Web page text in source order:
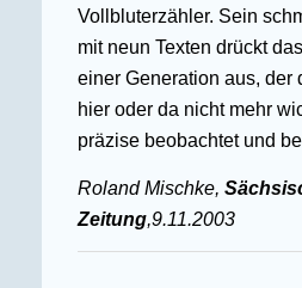
Vollbluterzähler. Sein
mit neun Texten drückt
einer Generation aus, der
hier oder da nicht mehr
präzise beobachtet und
Roland Mischke,
Zeitung,9.11.2003